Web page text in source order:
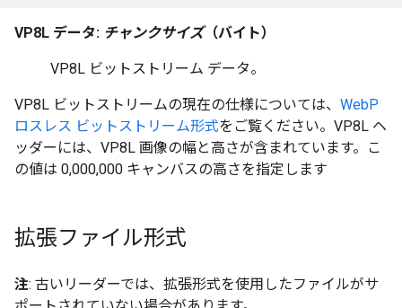
VP8L データ: チャンクサイズ（バイト）
VP8L ビットストリーム データ。
VP8L ビットストリームの現在の仕様については、 WebP
ロスレス ビットストリーム形式をご覧ください。VP8L ヘ
ッダーには、VP8L 画像の幅と高さが含まれています。こ
の値は 0,000,000 キャンバスの高さを指定します
拡張ファイル形式
注: 古いリーダーでは、拡張形式を使用したファイルがサ